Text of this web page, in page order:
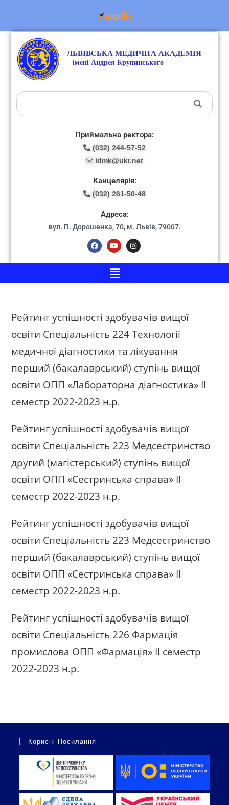
Приймальна ректора:
(032) 244-57-52
ldmk@ukr.net
Канцелярія:
(032) 261-50-48
Адреса:
вул. П. Дорошенка, 70, м. Львів, 79007.
Рейтинг успішності здобувачів вищої
освіти Спеціальність 224 Технології
медичної діагностики та лікування
перший (бакалаврський) ступінь вищої
освіти ОПП «Лабораторна діагностика» ІІ
семестр 2022-2023 н.р.
Рейтинг успішності здобувачів вищої
освіти Спеціальність 223 Медсестринство
другий (магістерський) ступінь вищої
освіти ОПП «Сестринська справа» ІІ
семестр 2022-2023 н.р.
Рейтинг успішності здобувачів вищої
освіти Спеціальність 223 Медсестринство
перший (бакалаврський) ступінь вищої
освіти ОПП «Сестринська справа» ІІ
семестр 2022-2023 н.р.
Рейтинг успішності здобувачів вищої
освіти Спеціальність 226 Фармація
промислова ОПП «Фармація» ІІ семестр
2022-2023 н.р.
Корисні Посилання